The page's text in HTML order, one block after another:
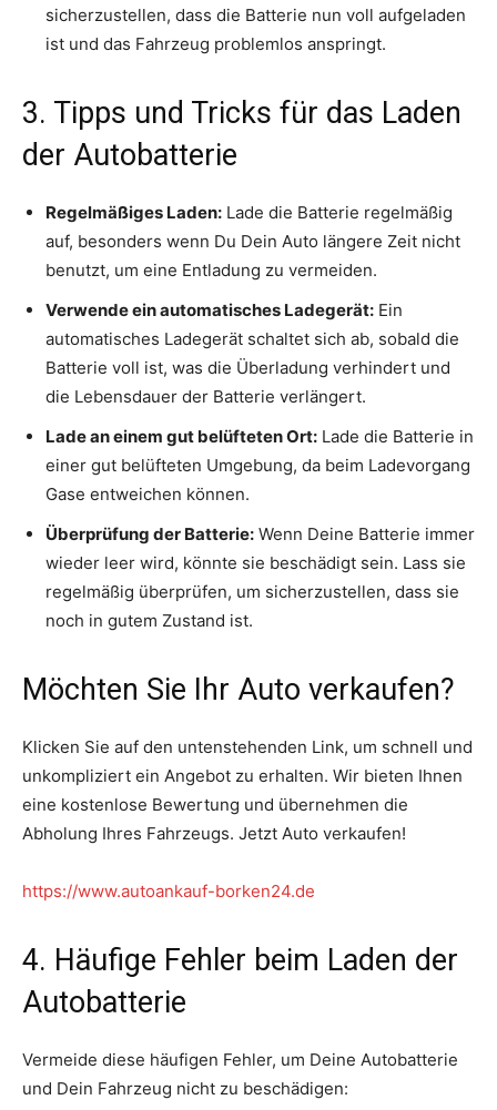
sicherzustellen, dass die Batterie nun voll aufgeladen
ist und das Fahrzeug problemlos anspringt.
3. Tipps und Tricks für das Laden
der Autobatterie
Regelmäßiges Laden: Lade die Batterie regelmäßig
auf, besonders wenn Du Dein Auto längere Zeit nicht
benutzt, um eine Entladung zu vermeiden.
Verwende ein automatisches Ladegerät: Ein
automatisches Ladegerät schaltet sich ab, sobald die
Batterie voll ist, was die Überladung verhindert und
die Lebensdauer der Batterie verlängert.
Lade an einem gut belüfteten Ort: Lade die Batterie in
einer gut belüfteten Umgebung, da beim Ladevorgang
Gase entweichen können.
Überprüfung der Batterie: Wenn Deine Batterie immer
wieder leer wird, könnte sie beschädigt sein. Lass sie
regelmäßig überprüfen, um sicherzustellen, dass sie
noch in gutem Zustand ist.
Möchten Sie Ihr Auto verkaufen?
Klicken Sie auf den untenstehenden Link, um schnell und
unkompliziert ein Angebot zu erhalten. Wir bieten Ihnen
eine kostenlose Bewertung und übernehmen die
Abholung Ihres Fahrzeugs. Jetzt Auto verkaufen!
https://www.autoankauf-borken24.de
4. Häufige Fehler beim Laden der
Autobatterie
Vermeide diese häufigen Fehler, um Deine Autobatterie
und Dein Fahrzeug nicht zu beschädigen: